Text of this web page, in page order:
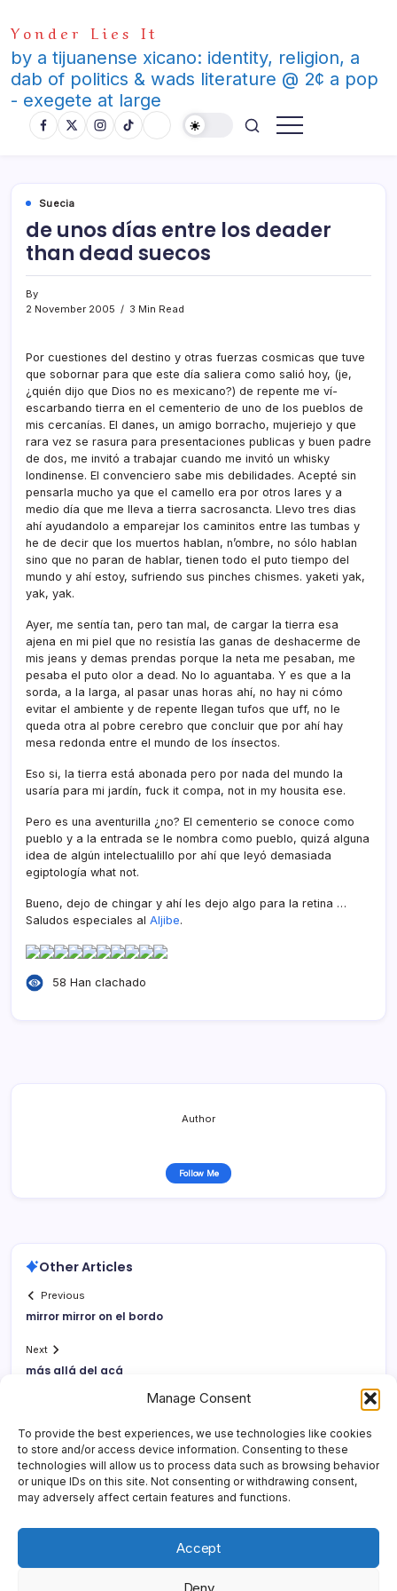
Manage Consent
To provide the best experiences, we use technologies like cookies
to store and/or access device information. Consenting to these
technologies will allow us to process data such as browsing behavior
or unique IDs on this site. Not consenting or withdrawing consent,
may adversely affect certain features and functions.
Accept
Deny
to
content
Yonder Lies It
by a tijuanense xicano: identity, religion, a
dab of politics & wads literature @ 2¢ a pop
- exegete at large
Suecia
de unos dí­as entre los deader
than dead suecos
By
2 November 2005
3 Min Read
Por cuestiones del destino y otras fuerzas cosmicas que tuve
que sobornar para que este dí­a saliera como salió hoy, (je,
¿quién dijo que Dios no es mexicano?) de repente me ví­
escarbando tierra en el cementerio de uno de los pueblos de
mis cercaní­as. El danes, un amigo borracho, mujeriejo y que
rara vez se rasura para presentaciones publicas y buen padre
de dos, me invitó a trabajar cuando me invitó un whisky
londinense. El convenciero sabe mis debilidades. Acepté sin
pensarla mucho ya que el camello era por otros lares y a
medio dí­a que me lleva a tierra sacrosancta. Llevo tres dias
ahí­ ayudandolo a emparejar los caminitos entre las tumbas y
he de decir que los muertos hablan, n’ombre, no sólo hablan
sino que no paran de hablar, tienen todo el puto tiempo del
mundo y ahí­ estoy, sufriendo sus pinches chismes. yaketi yak,
yak, yak.
Ayer, me sentí­a tan, pero tan mal, de cargar la tierra esa
ajena en mi piel que no resistí­a las ganas de deshacerme de
mis jeans y demas prendas porque la neta me pesaban, me
pesaba el puto olor a dead. No lo aguantaba. Y es que a la
sorda, a la larga, al pasar unas horas ahí­, no hay ni cómo
evitar el ambiente y de repente llegan tufos que uff, no le
queda otra al pobre cerebro que concluir que por ahí­ hay
mesa redonda entre el mundo de los í­nsectos.
Eso si, la tierra está abonada pero por nada del mundo la
usarí­a para mi jardí­n, fuck it compa, not in my housita ese.
Pero es una aventurilla ¿no? El cementerio se conoce como
pueblo y a la entrada se le nombra como pueblo, quizá alguna
idea de algún intelectualillo por ahí­ que leyó demasiada
egiptologí­a what not.
Bueno, dejo de chingar y ahí­ les dejo algo para la retina …
Saludos especiales al Aljibe.
58 Han clachado
Author
Follow Me
Other Articles
Previous
mirror mirror on el bordo
Next
más allá del acá